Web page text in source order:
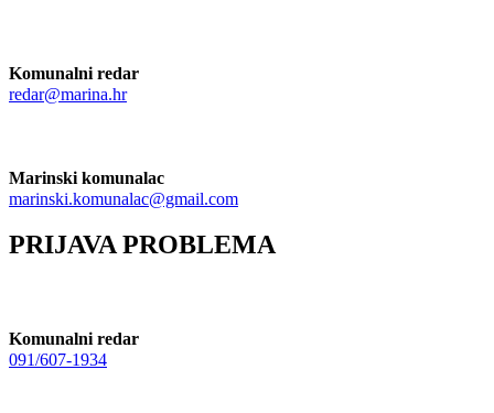
Komunalni redar
redar@marina.hr
Marinski komunalac
marinski.komunalac@gmail.com
PRIJAVA PROBLEMA
Komunalni redar
091/607-1934